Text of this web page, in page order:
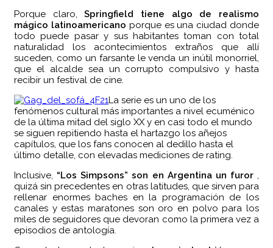
Porque claro,Springfield tiene algo de realismo
mágico latinoamericano porque es una ciudad donde
todo puede pasar y sus habitantes toman con total
naturalidad los acontecimientos extraños que allí
suceden, como un farsante le venda un inútil monorriel,
que el alcalde sea un corrupto compulsivo y hasta
recibir un festival de cine.
La serie es un uno de los
fenómenos cultural más importantes a nivel ecuménico
de la última mitad del siglo XX y en casi todo el mundo
se siguen repitiendo hasta el hartazgo los añejos
capítulos, que los fans conocen al dedillo hasta el
último detalle, con elevadas mediciones de rating.
Inclusive, “Los Simpsons” son en Argentina un furor,
quizá sin precedentes en otras latitudes, que sirven para
rellenar enormes baches en la programación de los
canales y estas maratones son oro en polvo para los
miles de seguidores que devoran como la primera vez a
episodios de antología.